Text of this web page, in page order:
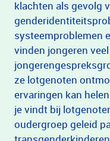
klachten als gevolg
systeemproblemen
vinden jongeren
ze lotgenoten
ervaringen kan
je vindt bij
oudergroep geleid